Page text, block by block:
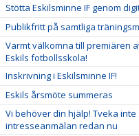
Stötta Eskilsminne IF genom
Publikfritt på samtliga
Varmt välkomna till premiären
Eskils fotbollsskola!
Inskrivning i Eskilsminne IF!
Eskils årsmöte summeras
Vi behöver din hjälp! Tveka inte
intresseanmälan redan nu